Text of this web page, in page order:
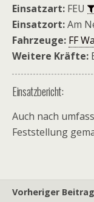
Einsatzart: FEU
Einsatzort:Am
Fahrzeuge: FF
Weitere Kräfte:
Einsatzbericht:
Auch nach
Feststellung
Vorheriger Beitrag